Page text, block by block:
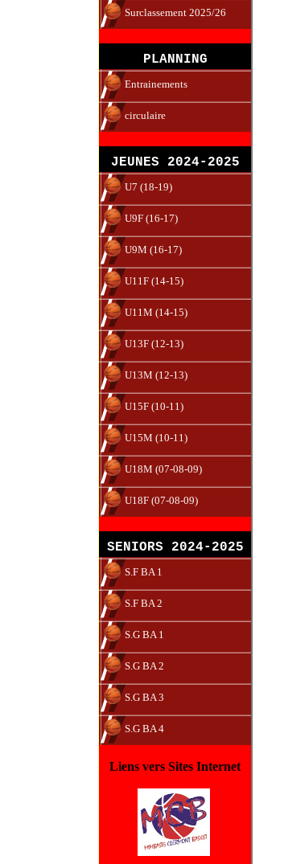
Surclassement 2025/26
PLANNING
Entrainements
circulaire
JEUNES 2024-2025
U7 (18-19)
U9F (16-17)
U9M (16-17)
U11F (14-15)
U11M (14-15)
U13F (12-13)
U13M (12-13)
U15F (10-11)
U15M (10-11)
U18M (07-08-09)
U18F (07-08-09)
SENIORS 2024-2025
S.F BA 1
S.F BA 2
S.G BA 1
S.G BA 2
S.G BA 3
S.G BA 4
Liens vers Sites Internet